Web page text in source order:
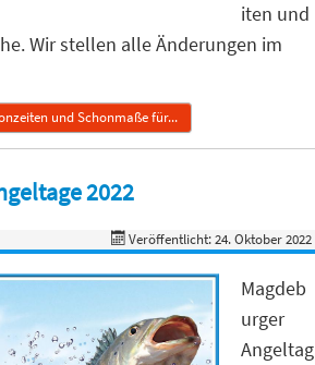
iten und
Wir stellen alle Änderungen im
und Schonmaße für...
2022
Veröffentlicht: 24. Oktober 2022
Magdeb
urger
Angeltag